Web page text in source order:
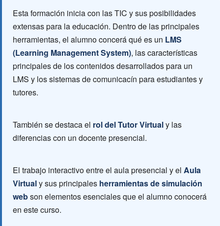
Esta formación inicia con las TIC y sus posibilidades
extensas para la educación. Dentro de las principales
herramientas, el alumno concerá qué es un LMS
(Learning Management System), las características
principales de los contenidos desarrollados para un
LMS y los sistemas de comunicacín para estudiantes y
tutores.
También se destaca el rol del Tutor Virtualy las
diferencias con un docente presencial.
El trabajo interactivo entre el aula presencial y el Aula
Virtualy sus principales herramientas de simulación
webson elementos esenciales que el alumno conocerá
en este curso.